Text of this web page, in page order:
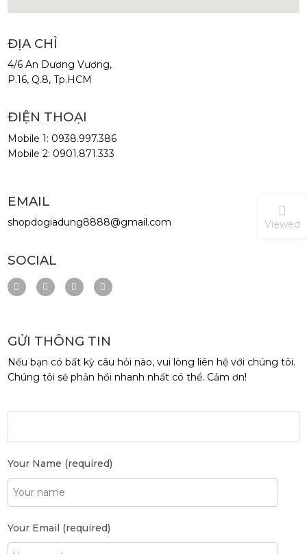
ĐỊA CHỈ
4/6 An Dương Vương,
P.16, Q.8, Tp.HCM
ĐIỆN THOẠI
Mobile 1: 0938.997.386
Mobile 2: 0901.871.333
EMAIL
shopdogiadung8888@gmail.com
SOCIAL
GỬI THÔNG TIN
Nếu bạn có bất kỳ câu hỏi nào, vui lòng liên hệ với chúng tôi.
Chúng tôi sẽ phản hồi nhanh nhất có thể. Cảm ơn!
Your Name (required)
Your Email (required)
Viewed